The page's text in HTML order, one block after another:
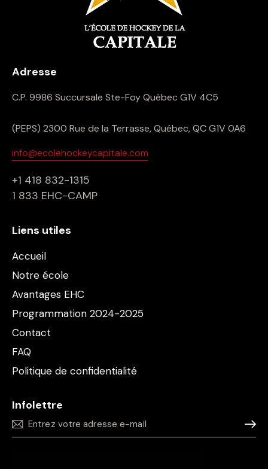
Adresse
C.P. 9986 Succursale Ste-Foy Québec G1V 4C5
(PEPS) 2300 Rue de la Terrasse, Québec, QC G1V 0A6
info@ecolehockeycapitale.com
+1 418 832-1315
1 833 EHC-CAMP
Liens utiles
Accueil
Notre école
Avantages EHC
Programmation 2024-2025
Contact
FAQ
Politique de confidentialité
Infolettre